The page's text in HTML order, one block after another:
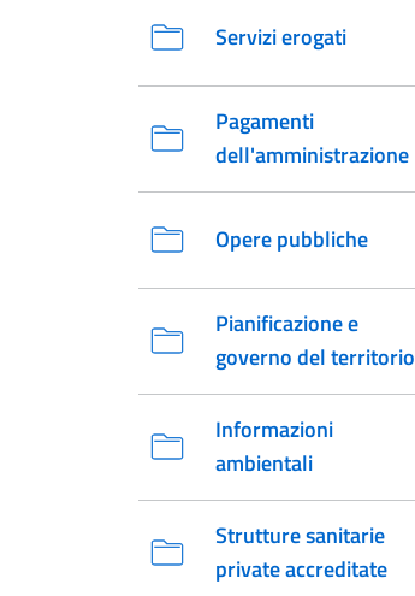
Servizi erogati
Pagamenti
dell'amministrazione
Opere pubbliche
Pianificazione e
governo del territorio
Informazioni
ambientali
Strutture sanitarie
private accreditate